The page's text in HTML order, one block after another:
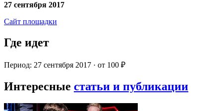
27 сентября 2017
Сайт площадки
Где идет
Период: 27 сентября 2017 · от 100 ₽
Интересные статьи и публикации